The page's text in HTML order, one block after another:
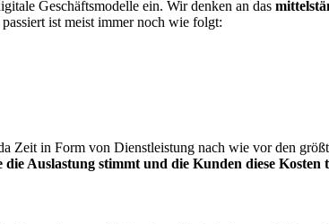
Geschäftsmodelle ein. Wir denken an das
ist meist immer noch wie folgt:
in Form von Dienstleistung nach wie vor den
Auslastung stimmt und die Kunden diese Kosten